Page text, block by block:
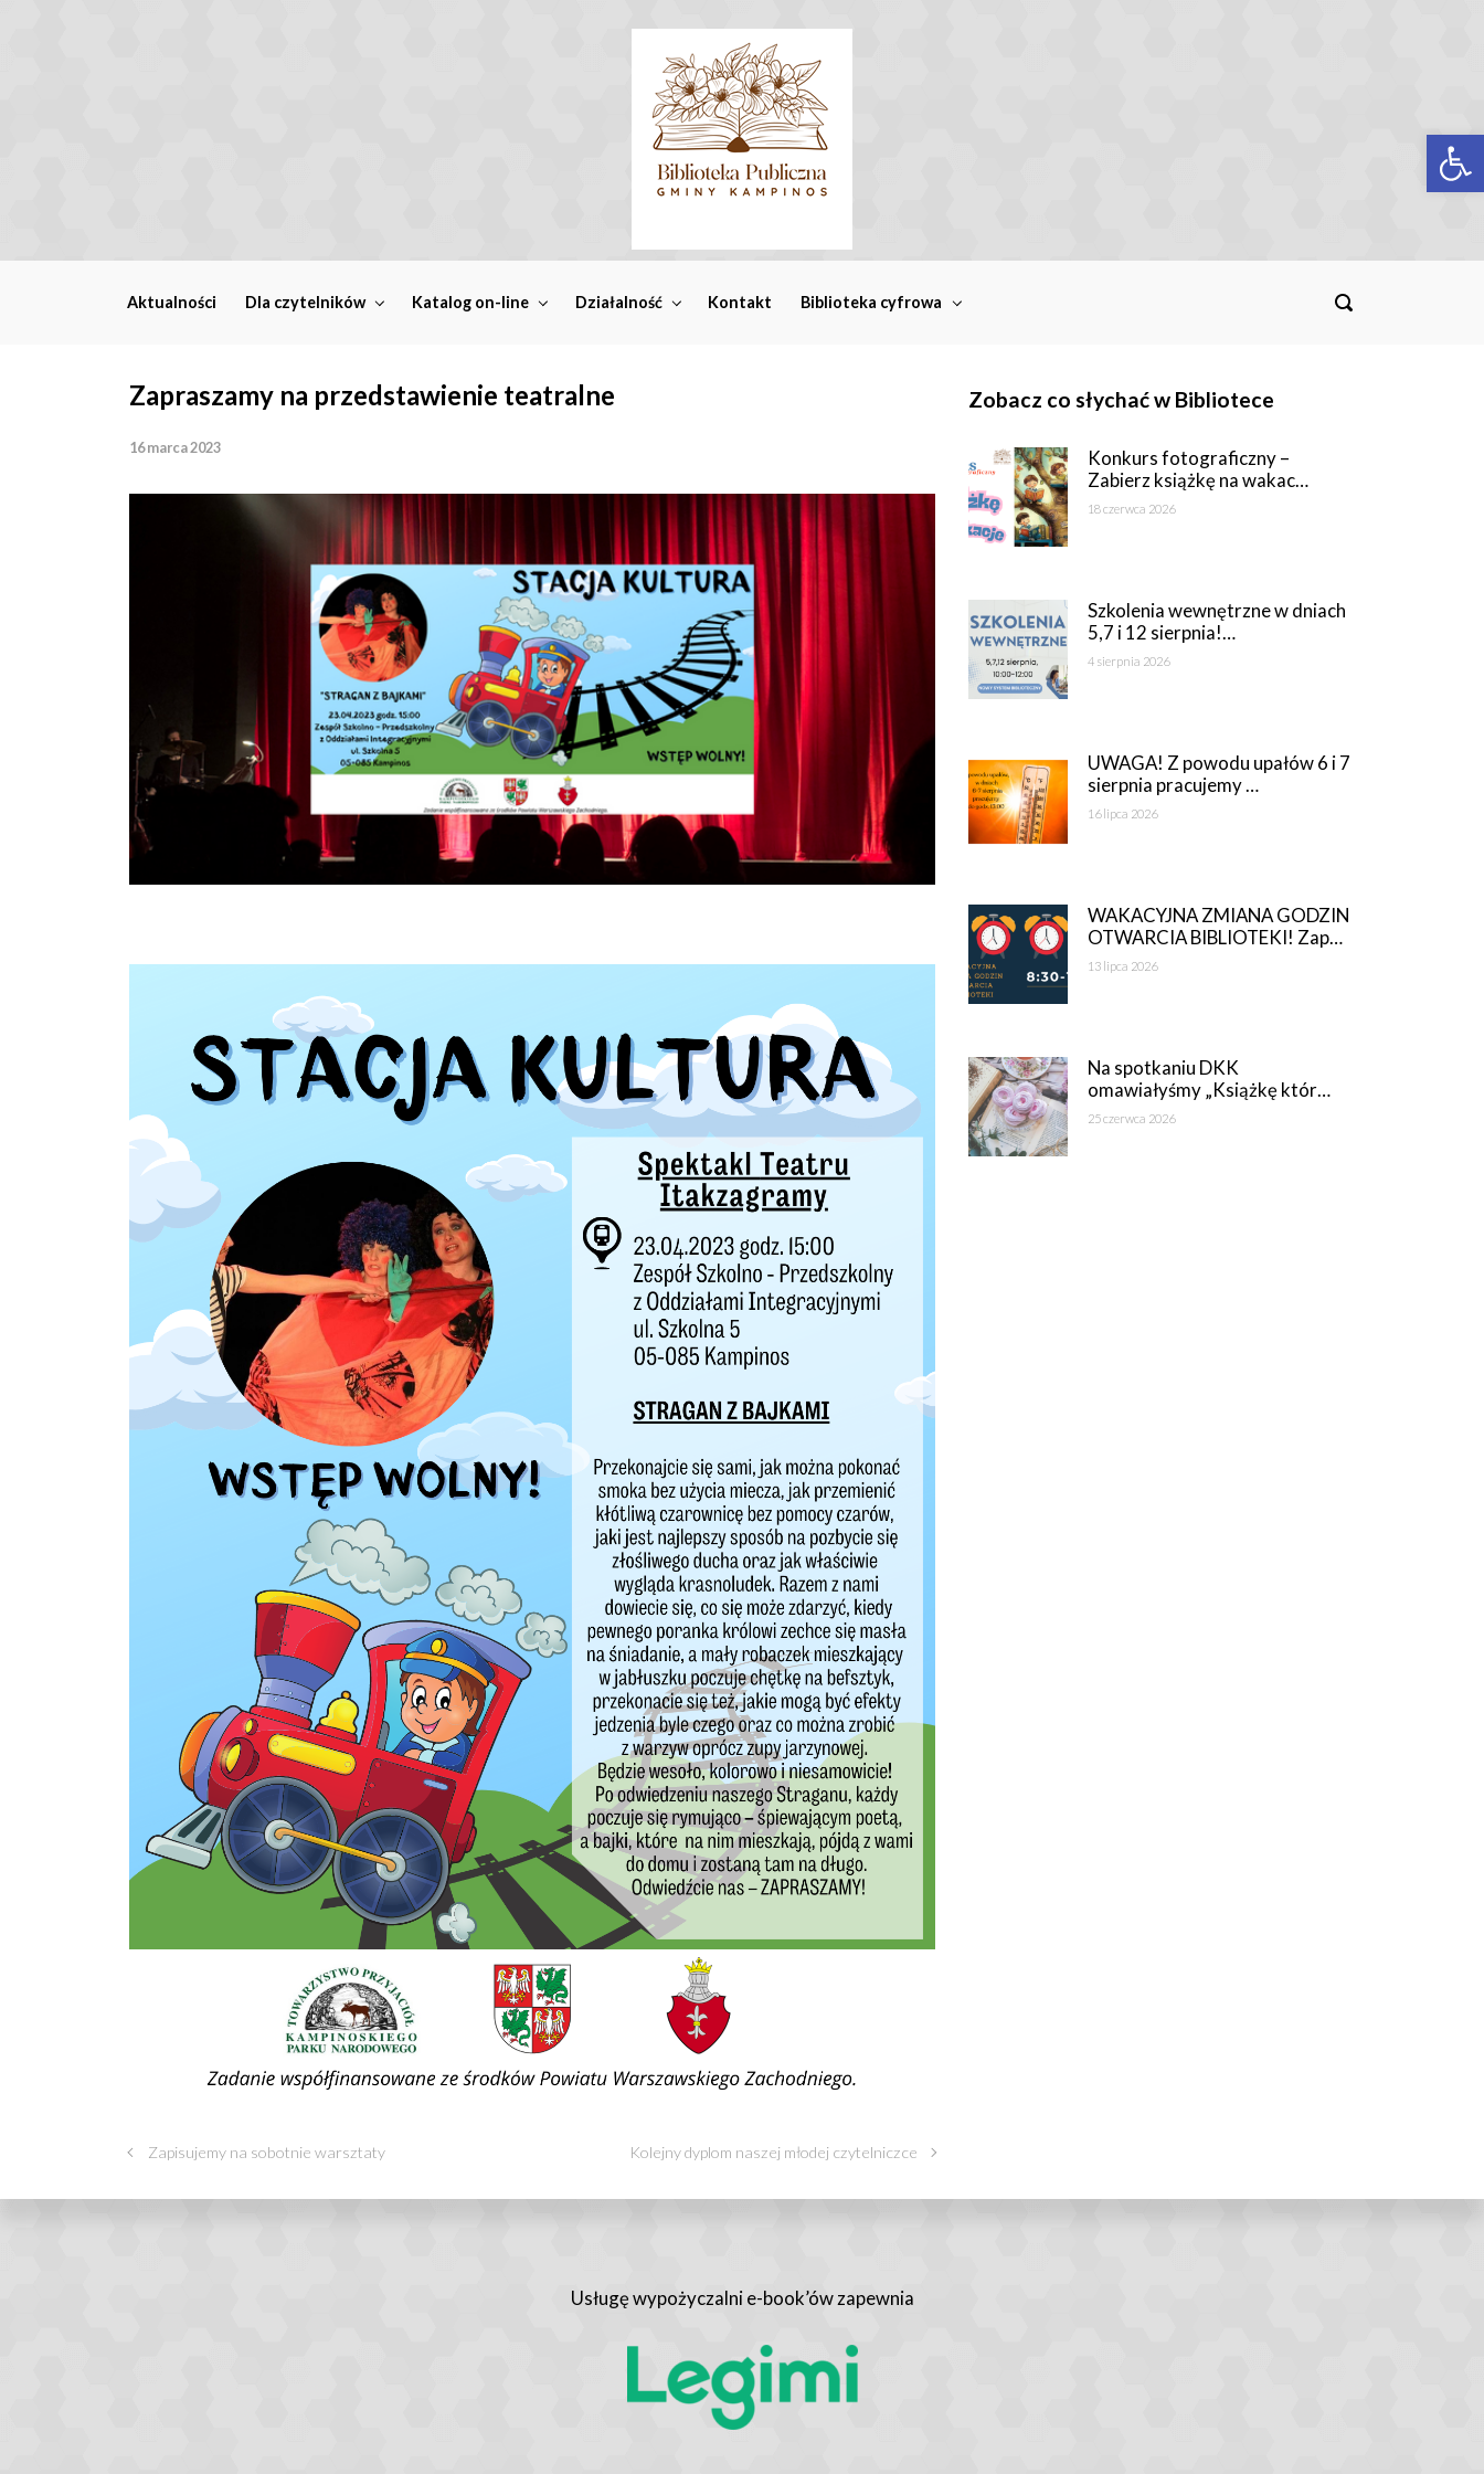
Aktualności Dla czytelników Katalog on-line Działalność Kontakt Biblioteka cyfrowa
Zapraszamy na przedstawienie teatralne
16 marca 2023
Zapisujemy na sobotnie warsztaty Kolejny dyplom naszej młodej czytelniczce
Zobacz co słychać w Bibliotece
Konkurs fotograficzny –
Zabierz książkę na wakac…
18 czerwca 2026
Szkolenia wewnętrzne w dniach
5,7 i 12 sierpnia!…
4 sierpnia 2026
UWAGA! Z powodu upałów 6 i 7
sierpnia pracujemy …
16 lipca 2026
WAKACYJNA ZMIANA GODZIN
OTWARCIA BIBLIOTEKI! Zap…
13 lipca 2026
Na spotkaniu DKK
omawiałyśmy „Książkę któr…
25 czerwca 2026
Usługę wypożyczalni e-book’ów zapewnia